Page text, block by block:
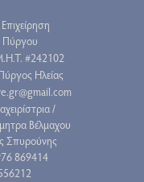
#242102
Ηλείας
/
Βέλμαχου
Σπυρούνης
869414